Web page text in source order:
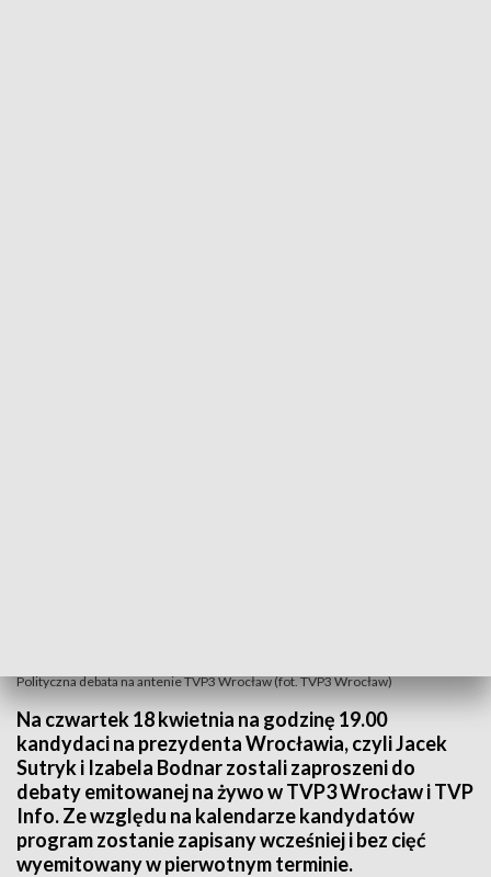
Polityczna debata na antenie TVP3 Wrocław (fot. TVP3 Wrocław)
Na czwartek 18 kwietnia na godzinę 19.00
kandydaci na prezydenta Wrocławia, czyli Jacek
Sutryk i Izabela Bodnar zostali zaproszeni do
debaty emitowanej na żywo w TVP3 Wrocław i TVP
Info. Ze względu na kalendarze kandydatów
program zostanie zapisany wcześniej i bez cięć
wyemitowany w pierwotnym terminie.